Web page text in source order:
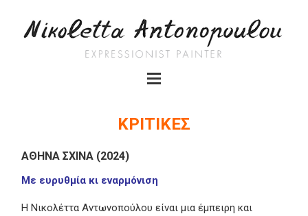
ΚΡΙΤΙΚΕΣ
ΑΘΗΝΑ ΣΧΙΝΑ (2024)
Με ευρυθμία κι εναρμόνιση
Η Νικολέττα Αντωνοπούλου είναι μια έμπειρη και